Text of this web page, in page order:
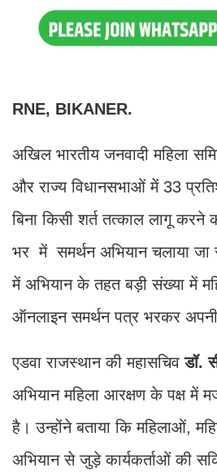
RNE, BIKANER.
अखिल भारतीय जनवादी महिला
और राज्य विधानसभाओं में 33
बिना किसी शर्त तत्काल लागू
भर में समर्थन अभियान चलाया
में अभियान के तहत बड़ी संख्या में
ऑनलाइन समर्थन पत्र भरकर अपनी
एडवा राजस्थान की महासचिव डॉ.
अभियान महिला आरक्षण के पक्ष में
है। उन्होंने बताया कि महिलाओं,
अभियान से जुड़े कार्यकर्ताओं की